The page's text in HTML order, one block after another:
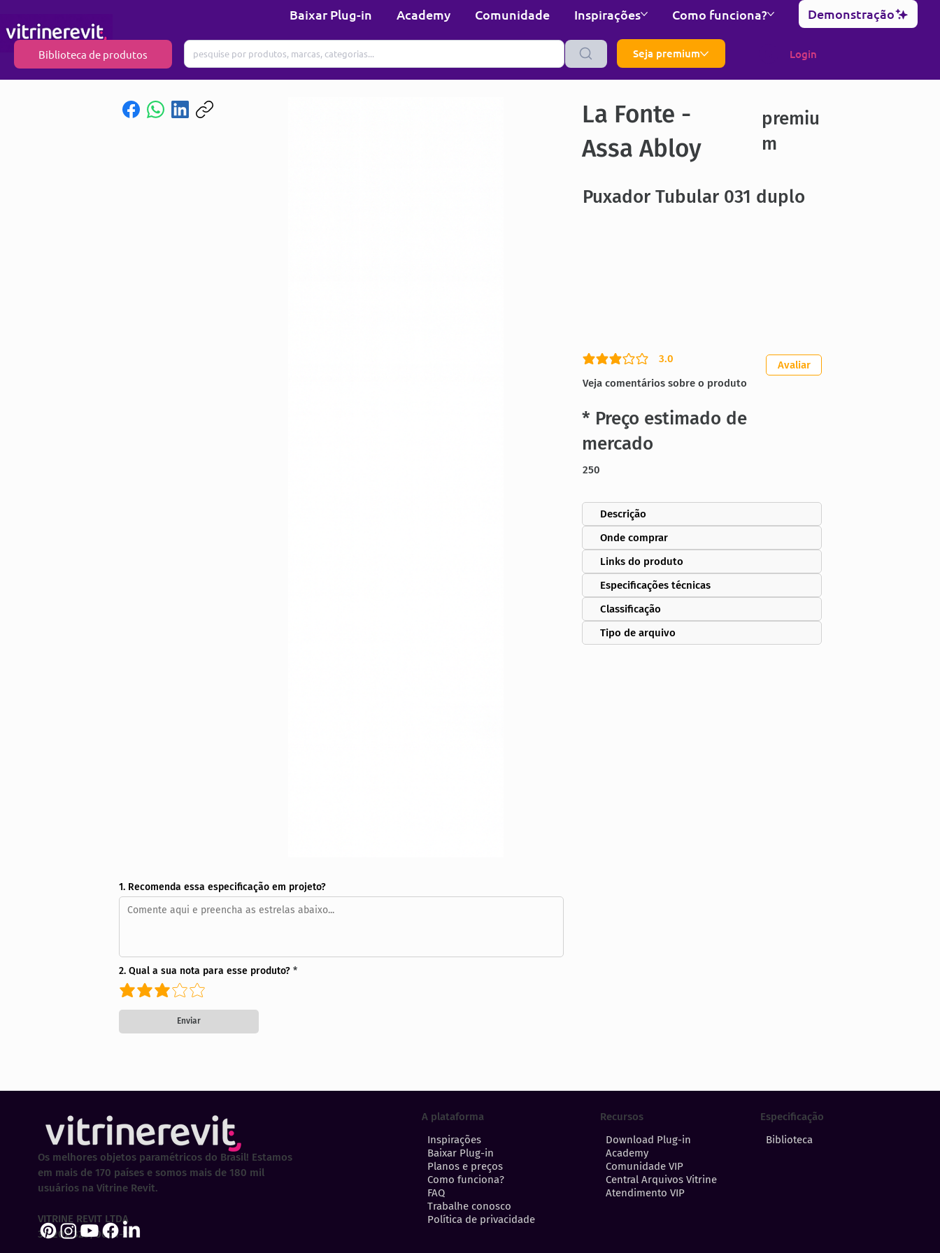
Baixar Plug-in Academy Comunidade Inspirações Como funciona? Demonstração
Biblioteca de produtos Seja premium Login
La Fonte -
Assa Abloy
premiu
m
Puxador Tubular 031 duplo
3.0
classificação média é 3 de 5
Veja comentários sobre o produto
Avaliar
* Preço estimado de
mercado
250
Descrição
Onde comprar
Links do produto
Especificações técnicas
Classificação
Tipo de arquivo
1. Recomenda essa especificação em projeto?
2. Qual a sua nota para esse produto?
Enviar
A plataforma
Inspirações
Baixar Plug-in
Planos e preços
Como funciona?
FAQ
Trabalhe conosco
Política de privacidade
Recursos
Download Plug-in
Academy
Comunidade VIP
Central Arquivos Vitrine
Atendimento VIP
Especificação
Biblioteca
Os melhores objetos paramétricos do Brasil! Estamos
em mais de 170 países e somos mais de 180 mil
usuários na Vitrine Revit.
VITRINE REVIT LTDA
30.202.323/0001-29